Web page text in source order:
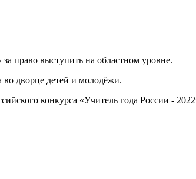
право выступить на областном уровне.
дворце детей и молодёжи.
конкурса «Учитель года России -